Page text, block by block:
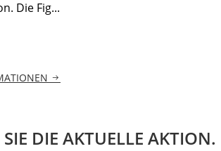
Die Fig...
DIE AKTUELLE AKTION.